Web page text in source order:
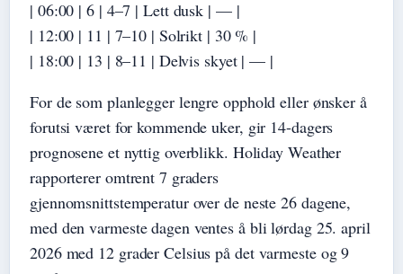
| 06:00 | 6 | 4–7 | Lett dusk | — |
| 12:00 | 11 | 7–10 | Solrikt | 30 % |
| 18:00 | 13 | 8–11 | Delvis skyet | — |
For de som planlegger lengre opphold eller ønsker å
forutsi været for kommende uker, gir 14-dagers
prognosene et nyttig overblikk. Holiday Weather
rapporterer omtrent 7 graders
gjennomsnittstemperatur over de neste 26 dagene,
med den varmeste dagen ventes å bli lørdag 25. april
2026 med 12 grader Celsius på det varmeste og 9